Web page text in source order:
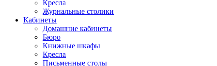
Кресла
Журнальные столики
Кабинеты
Домашние кабинеты
Бюро
Книжные шкафы
Кресла
Письменные столы